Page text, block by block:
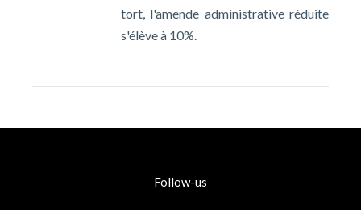
tort, l'amende administrative réduite
s'élève à 10%.
Follow-us